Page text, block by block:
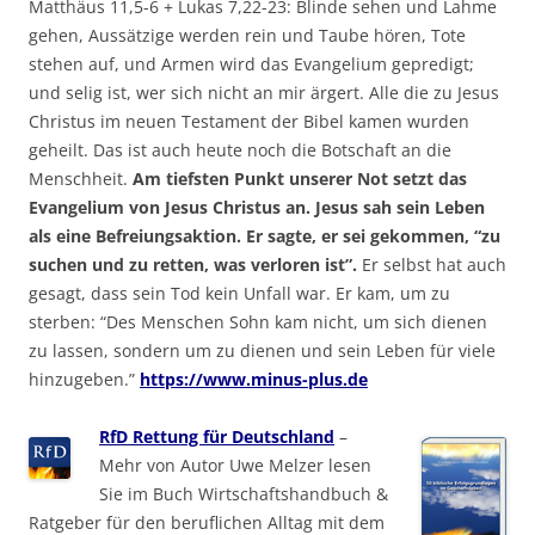
Matthäus 11,5-6 + Lukas 7,22-23: Blinde sehen und Lahme
gehen, Aussätzige werden rein und Taube hören, Tote
stehen auf, und Armen wird das Evangelium gepredigt;
und selig ist, wer sich nicht an mir ärgert. Alle die zu Jesus
Christus im neuen Testament der Bibel kamen wurden
geheilt. Das ist auch heute noch die Botschaft an die
Menschheit. Am tiefsten Punkt unserer Not setzt das
Evangelium von Jesus Christus an. Jesus sah sein Leben
als eine Befreiungsaktion. Er sagte, er sei gekommen, “zu
suchen und zu retten, was verloren ist”. Er selbst hat auch
gesagt, dass sein Tod kein Unfall war. Er kam, um zu
sterben: “Des Menschen Sohn kam nicht, um sich dienen
zu lassen, sondern um zu dienen und sein Leben für viele
hinzugeben.” https://www.minus-plus.de
RfD Rettung für Deutschland –
Mehr von Autor Uwe Melzer lesen
Sie im Buch Wirtschaftshandbuch &
Ratgeber für den beruflichen Alltag mit dem